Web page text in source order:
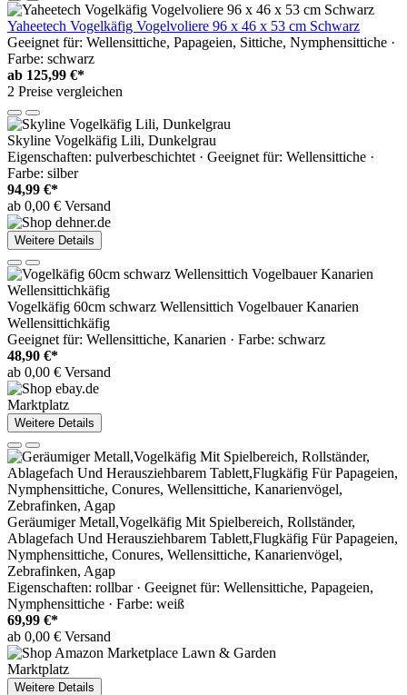
Yaheetech Vogelkäfig Vogelvoliere 96 x 46 x 53 cm Schwarz
Geeignet für: Wellensittiche, Papageien, Sittiche, Nymphensittiche ·
Farbe: schwarz
ab 125,99 €*
2 Preise vergleichen
Skyline Vogelkäfig Lili, Dunkelgrau
Eigenschaften: pulverbeschichtet · Geeignet für: Wellensittiche ·
Farbe: silber
94,99 €*
ab 0,00 € Versand
Weitere Details
Vogelkäfig 60cm schwarz Wellensittich Vogelbauer Kanarien
Wellensittichkäfig
Geeignet für: Wellensittiche, Kanarien · Farbe: schwarz
48,90 €*
ab 0,00 € Versand
Marktplatz
Weitere Details
Geräumiger Metall,Vogelkäfig Mit Spielbereich, Rollständer,
Ablagefach Und Herausziehbarem Tablett,Flugkäfig Für Papageien,
Nymphensittiche, Conures, Wellensittiche, Kanarienvögel,
Zebrafinken, Agap
Eigenschaften: rollbar · Geeignet für: Wellensittiche, Papageien,
Nymphensittiche · Farbe: weiß
69,99 €*
ab 0,00 € Versand
Marktplatz
Weitere Details